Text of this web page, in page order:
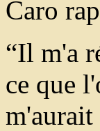
Caro
“Il m'a
ce que
m'aurait